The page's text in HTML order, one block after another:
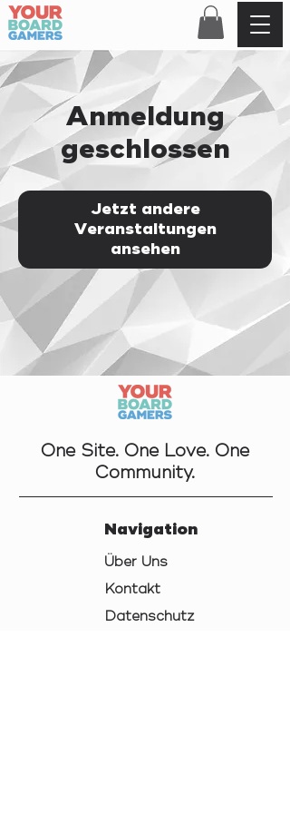
Anmeldung
geschlossen
Jetzt andere
Veranstaltungen
ansehen
One Site. One Love. One
Community.
Navigation
Über Uns
Kontakt
Datenschutz